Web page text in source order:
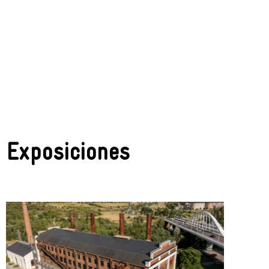
Exposiciones